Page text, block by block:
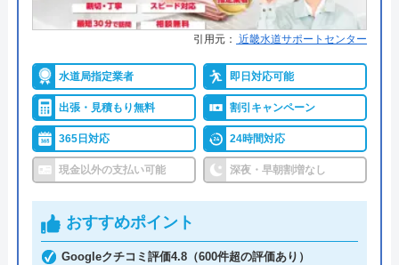
代表者 楯広長
〒460-0008
名古屋市中区栄1丁目14-15
対応エリア 全国（一部地域を除く）
●累計実績
依頼件数194万件以上（2023年累
計）
●保証・保険 ―
詳細は公式HPでご確認ください
クラシアンがおすすめの理由
クラシアンはTVCMを放送しており、その知名度の
高さは信頼できるポイントです。業界問わず多くの
企業も利用しており、そういった点でも間違いなく
悪質な業者ではありません。
引用元： 近畿水道サポートセンター
水道局指定業者 即日対応可能
出張・見積もり無料 割引キャンペーン
365日対応 24時間対応
現金以外の支払い可能 深夜・早朝割増なし
おすすめポイント
Googleクチコミ評価4.8（600件超の評価あり）